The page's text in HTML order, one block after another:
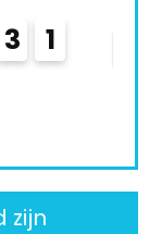
zijn